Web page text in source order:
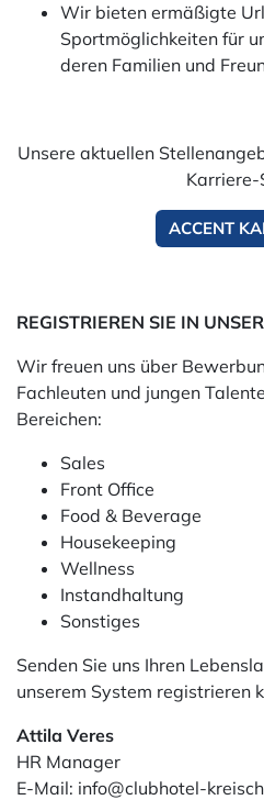
Wir bieten ermäßigte
Sportmöglichkeiten für
deren Familien und
Unsere aktuellen
Karriere-
ACCENT
REGISTRIEREN SIE IN
Wir freuen uns über
Fachleuten und jungen
Bereichen:
Sales
Front Office
Food & Beverage
Housekeeping
Wellness
Instandhaltung
Sonstiges
Senden Sie uns Ihren
unserem System registrieren
Attila Veres
HR Manager
E-Mail: info@clubhotel-